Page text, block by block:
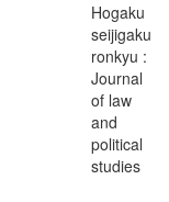
Hogaku
seijigaku
ronkyu :
Journal
of law
and
political
studies